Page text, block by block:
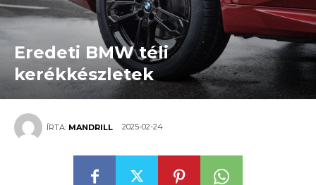
Eredeti BMW téli
kerékkészletek
ÍRTA: MANDRILL 2025-02-24